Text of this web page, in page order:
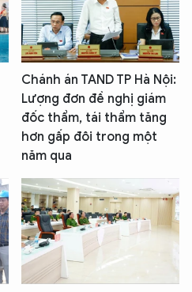
Chánh án TAND TP Hà Nội:
Lượng đơn đề nghị giám
đốc thẩm, tái thẩm tăng
hơn gấp đôi trong một
năm qua